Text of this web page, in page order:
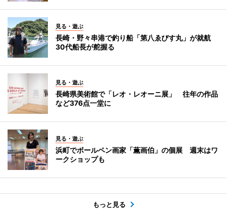
見る・遊ぶ
長崎・野々串港で釣り船「第八ゑびす丸」が就航
30代船長が舵握る
見る・遊ぶ
長崎県美術館で「レオ・レオーニ展」 往年の作品
など376点一堂に
見る・遊ぶ
浜町でボールペン画家「薫画伯」の個展 週末はワ
ークショップも
もっと見る